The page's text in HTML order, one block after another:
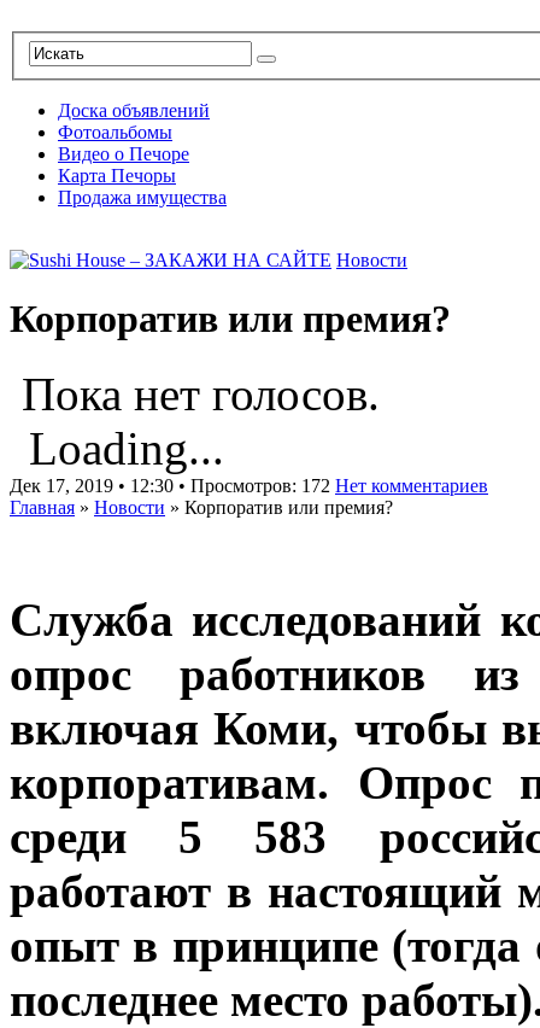
Доска объявлений
Фотоальбомы
Видео о Печоре
Карта Печоры
Продажа имущества
Новости
Корпоратив или премия?
Пока нет голосов.
Loading...
Дек 17, 2019 • 12:30 • Просмотров: 172 Нет комментариев
Главная » Новости » Корпоратив или премия?
Служба исследований
опрос работников
включая Коми, чтобы
корпоративам. Опрос
среди 5 583
работают в настоящий
опыт в принципе
последнее место